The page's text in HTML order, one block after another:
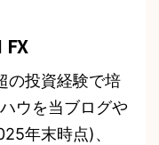
FX
の投資経験で培
ウを当ブログや
年末時点)、